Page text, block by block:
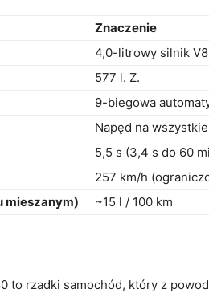
Znaczenie
4,0-litrowy silnik
577 l. Z.
9-biegowa
Napęd na wszystkie
5,5 s (3,4 s do 60
257 km/h
mieszanym)
~15 l / 100 km
to rzadki samochód, który z